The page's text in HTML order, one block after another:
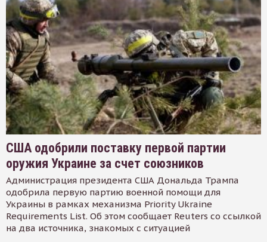
США одобрили поставку первой партии
оружия Украине за счет союзников
Администрация президента США Дональда Трампа
одобрила первую партию военной помощи для
Украины в рамках механизма Priority Ukraine
Requirements List. Об этом сообщает Reuters со ссылкой
на два источника, знакомых с ситуацией